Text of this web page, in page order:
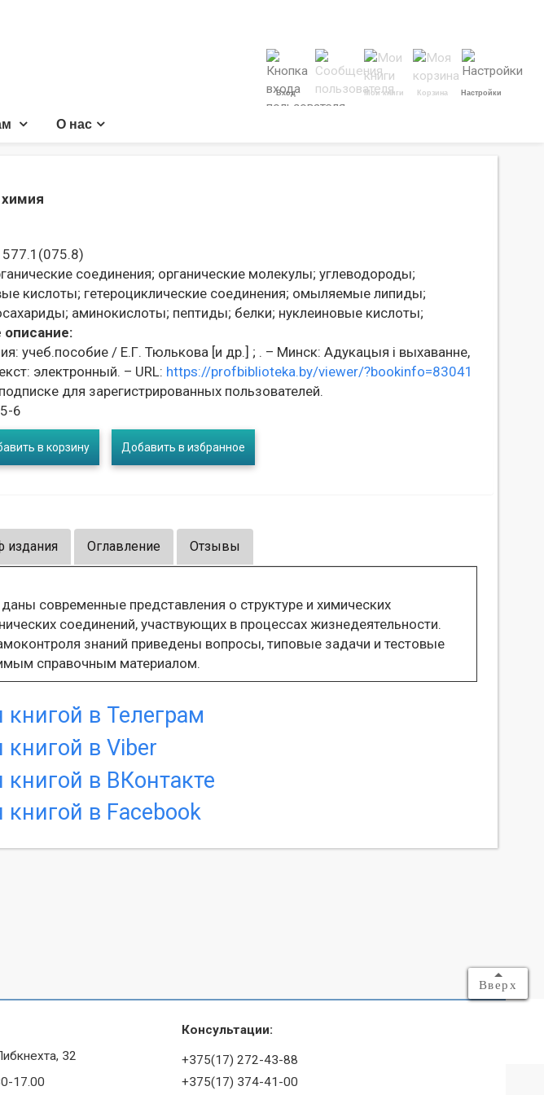
Вход Мои книги Корзина Настройки
О нас
химия
577.1(075.8)
соединения; органические молекулы; углеводороды;
кислоты; гетероциклические соединения; омыляемые липиды;
аминокислоты; пептиды; белки; нуклеиновые кислоты;
описание:
учеб.пособие / Е.Г. Тюлькова [и др.] ; . – Минск: Адукацыя і выхаванне,
электронный. – URL: https://profbiblioteka.by/viewer/?bookinfo=83041
для зарегистрированных пользователей.
6
в корзину Добавить в избранное
издания Оглавление Отзывы
современные представления о структуре и химических
соединений, участвующих в процессах жизнедеятельности.
знаний приведены вопросы, типовые задачи и тестовые
справочным материалом.
Вверх
32
17.00
Консультации:
+375(17) 272-43-88
+375(17) 374-41-00